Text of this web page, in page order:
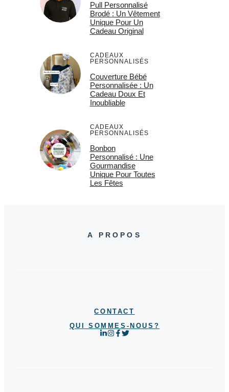
Pull Personnalisé
Brodé : Un Vêtement
Unique Pour Un
Cadeau Original
CADEAUX
PERSONNALISÉS
Couverture Bébé
Personnalisée : Un
Cadeau Doux Et
Inoubliable
CADEAUX
PERSONNALISÉS
Bonbon
Personnalisé : Une
Gourmandise
Unique Pour Toutes
Les Fêtes
A PROPOS
CONTACT
QUI SOMMES-NOUS?